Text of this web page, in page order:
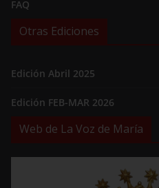
FAQ
Otras Ediciones
Edición Abril 2025
Edición FEB-MAR 2026
Web de La Voz de María